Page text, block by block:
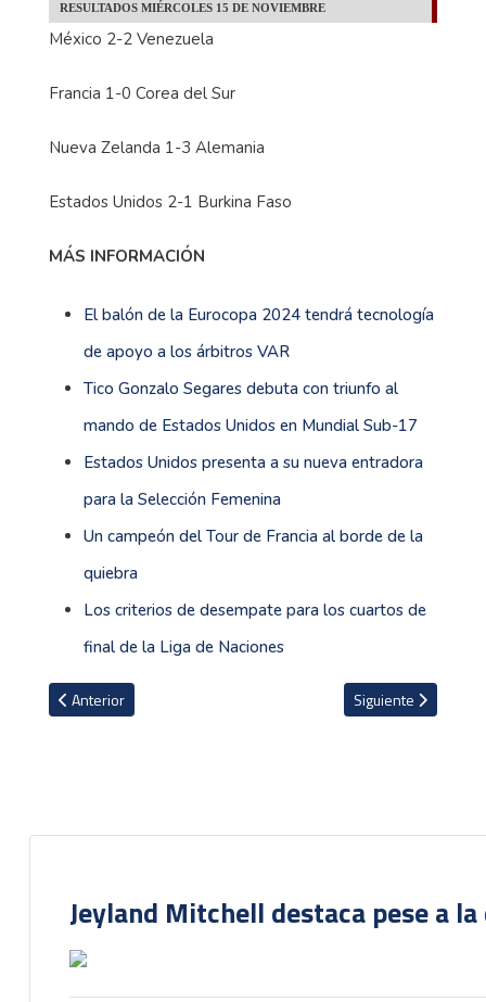
RESULTADOS MIÉRCOLES 15 DE NOVIEMBRE
México 2-2 Venezuela
Francia 1-0 Corea del Sur
Nueva Zelanda 1-3 Alemania
Estados Unidos 2-1 Burkina Faso
MÁS INFORMACIÓN
El balón de la Eurocopa 2024 tendrá tecnología
de apoyo a los árbitros VAR
Tico Gonzalo Segares debuta con triunfo al
mando de Estados Unidos en Mundial Sub-17
Estados Unidos presenta a su nueva entradora
para la Selección Femenina
Un campeón del Tour de Francia al borde de la
quiebra
Los criterios de desempate para los cuartos de
final de la Liga de Naciones
Artículo anterior: Manfred Ugalde confiesa con cuál equipo
Anterior Artículo siguiente:
Siguiente
Jeyland Mitchell destaca pese a